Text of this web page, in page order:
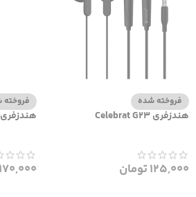
فروخته شده
هندزفری Celebrat G23
125,000تومان
هندزفری Yookie YK70
170,000